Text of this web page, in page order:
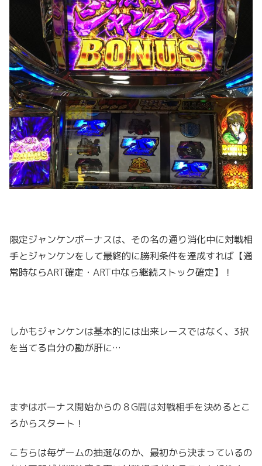
限定ジャンケンボーナスは、その名の通り消化中に対戦相
手とジャンケンをして最終的に勝利条件を達成すれば【通
常時ならART確定・ART中なら継続ストック確定】！
しかもジャンケンは基本的には出来レースではなく、3択
を当てる自分の勘が肝に…
まずはボーナス開始からの８G間は対戦相手を決めるとこ
ろからスタート！
こちらは毎ゲームの抽選なのか、最初から決まっているの